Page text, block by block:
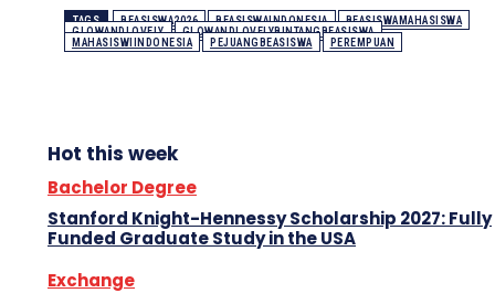
TAGS BEASISWA2026 BEASISWAINDONESIA
BEASISWAMAHASISWA
GLOWANDLOVELY
GLOWANDLOVELYBINTANGBEASISWA
MAHASISWIINDONESIA
PEJUANGBEASISWA PEREMPUAN
Hot this week
Bachelor Degree
Stanford Knight-Hennessy Scholarship 2027: Fully
Funded Graduate Study in the USA
Exchange